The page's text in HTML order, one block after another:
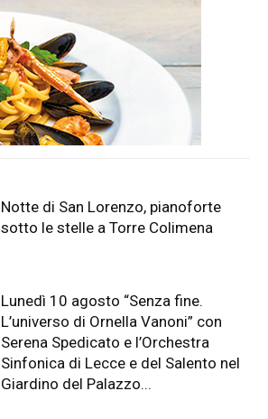
Notte di San Lorenzo, pianoforte
sotto le stelle a Torre Colimena
Lunedì 10 agosto “Senza fine.
L’universo di Ornella Vanoni” con
Serena Spedicato e l’Orchestra
Sinfonica di Lecce e del Salento nel
Giardino del Palazzo...